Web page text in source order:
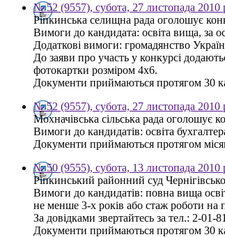
№ 52 (9557), субота, 27 листопада 2010
Ріпкинська селищна рада оголошує
Вимоги до кандидата: освіта вища, за
Додаткові вимоги: громадянство
До заяви про участь у конкурсі
фотокартки розміром 4х6.
Документи приймаються протягом 30
№ 52 (9557), субота, 27 листопада 2010
Мохначівська сільська рада оголошує
Вимоги до кандидатів: освіта
Документи приймаються протягом
№ 50 (9555), субота, 13 листопада 2010
Ріпкинський районний суд
Вимоги до кандидатів: повна вища
не менше 3-х років або стаж роботи на
За довідками звертайтесь за тел.: 2-01-
Документи приймаються протягом 30